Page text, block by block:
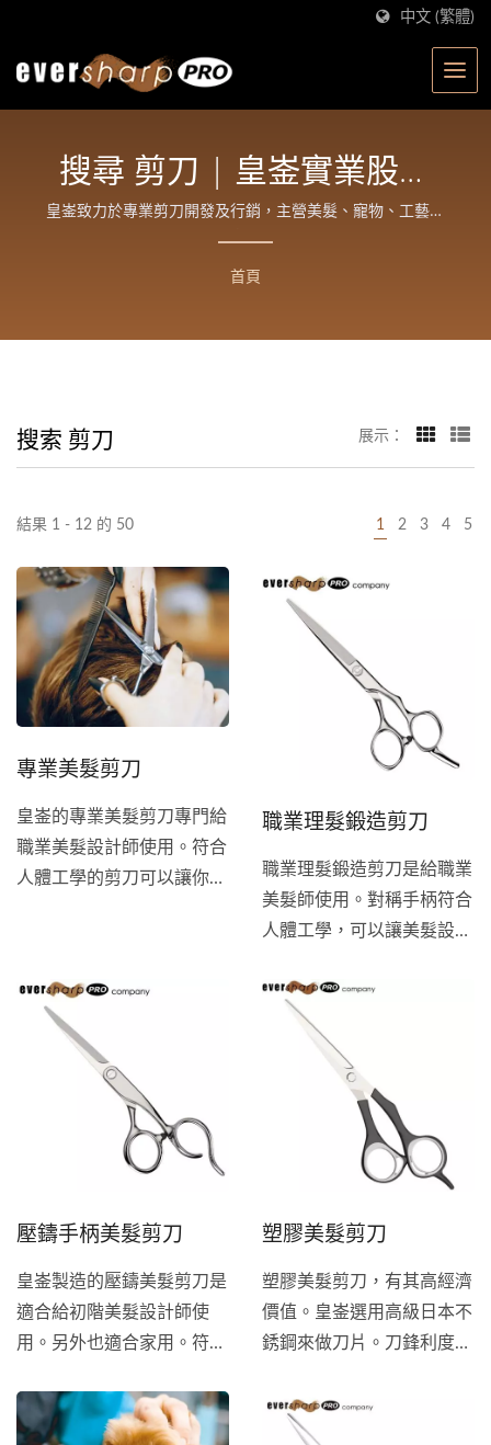
中文 (繁體)
搜尋 剪刀 | 皇崟實業股份
有限公司
皇崟致力於專業剪刀開發及行銷，主營美髮、寵物、工藝、
園藝四大類產品，期許提供客戶與消費者好用、省力、美觀
首頁
搜索 剪刀 展示：
結果 1 - 12 的 50 1 2 3 4 5
專業美髮剪刀
皇崟的專業美髮剪刀專門給
職業美髮設計師使用。符合
人體工學的剪刀可以讓你整
職業理髮鍛造剪刀
職業理髮鍛造剪刀是給職業
美髮師使用。對稱手柄符合
人體工學，可以讓美髮設計
不到任何不適感。高品質的
日本鋼材刀片，運用高科技
的雷射切割、真空盧熱處理
的淬煉，讓剪刀硬度達到完
美無缺、無暇的鏡面拋光處
理顯現出職人的專業、專業
的CNC研磨技術讓剪刀在刀
了完美工藝水準的美髮剪
刀。
壓鑄手柄美髮剪刀
皇崟製造的壓鑄美髮剪刀是
適合給初階美髮設計師使
用。另外也適合家用。符合
很大的舒適感。一整天用下
來也不會感到不適。...
塑膠美髮剪刀
塑膠美髮剪刀，有其高經濟
價值。皇崟選用高級日本不
銹鋼來做刀片。刀鋒利度堪
量化，很適合在家庭中使
用。